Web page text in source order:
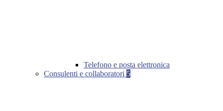
Telefono e posta elettronica
Consulenti e collaboratori 5